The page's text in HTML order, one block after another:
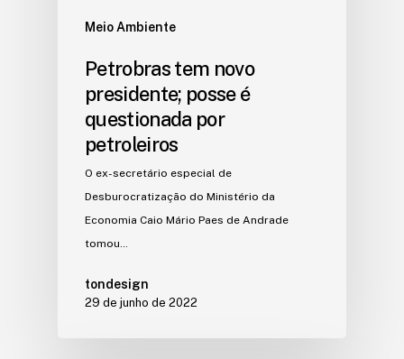
Meio Ambiente
Petrobras tem novo
presidente; posse é
questionada por
petroleiros
O ex-secretário especial de
Desburocratização do Ministério da
Economia Caio Mário Paes de Andrade
tomou…
tondesign
29 de junho de 2022